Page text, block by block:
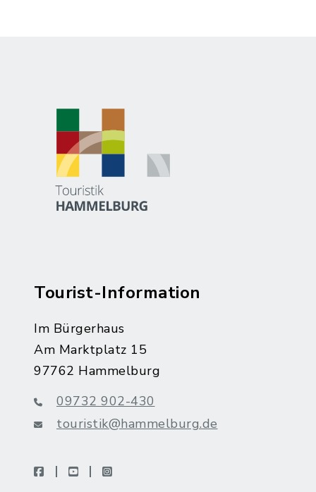
Tourist-Information
Im Bürgerhaus
Am Marktplatz 15
97762 Hammelburg
09732 902-430
touristik@hammelburg.de
facebookyoutubeinstagram